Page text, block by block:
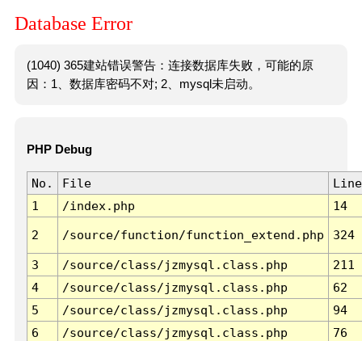
Database Error
(1040) 365建站错误警告：连接数据库失败，可能的原
因：1、数据库密码不对; 2、mysql未启动。
PHP Debug
No. File
Line
1
/index.php 14
2 /source/function/function_extend.php 324
3 /source/class/jzmysql.class.php
211
4
/source/class/jzmysql.class.php
62
5
/source/class/jzmysql.class.php
94
6
/source/class/jzmysql.class.php 76